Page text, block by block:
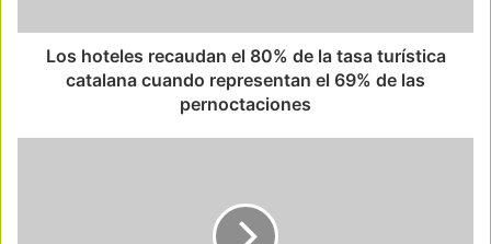
Los hoteles recaudan el 80% de la tasa turística
catalana cuando representan el 69% de las
pernoctaciones